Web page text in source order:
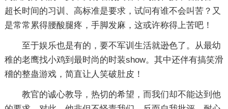
超长时间的习训、高标准是要求，试问有谁不会叫苦？又
是常常累得腰酸腿疼，手脚发麻，这或许称得上苦吧！
至于娱乐也是有的，要不军训生活就逊色了。从最幼
稚的老鹰找小鸡到最时尚的时装show。其中还伴有搞笑滑
稽的整蛊游戏，简直让人笑破肚皮！
教官的诚心教导，热切的希望，而我们却不能达到他